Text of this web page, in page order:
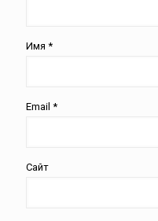
Имя *
Email *
Сайт